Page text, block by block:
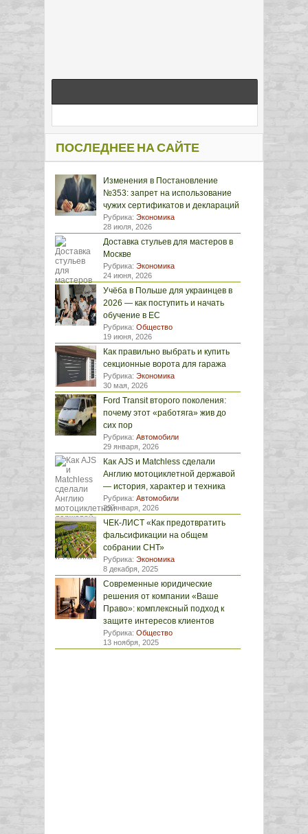
ПОСЛЕДНЕЕ НА САЙТЕ
Изменения в Постановление
№353: запрет на использование
чужих сертификатов и деклараций
Рубрика: Экономика
28 июля, 2026
Доставка стульев для мастеров в
Москве
Рубрика: Экономика
24 июня, 2026
Учёба в Польше для украинцев в
2026 — как поступить и начать
обучение в ЕС
Рубрика: Общество
19 июня, 2026
Как правильно выбрать и купить
секционные ворота для гаража
Рубрика: Экономика
30 мая, 2026
Ford Transit второго поколения:
почему этот «работяга» жив до
сих пор
Рубрика: Автомобили
29 января, 2026
Как AJS и Matchless сделали
Англию мотоциклетной державой
— история, характер и техника
Рубрика: Автомобили
29 января, 2026
ЧЕК-ЛИСТ «Как предотвратить
фальсификации на общем
собрании СНТ»
Рубрика: Экономика
8 декабря, 2025
Современные юридические
решения от компании «Ваше
Право»: комплексный подход к
защите интересов клиентов
Рубрика: Общество
13 ноября, 2025